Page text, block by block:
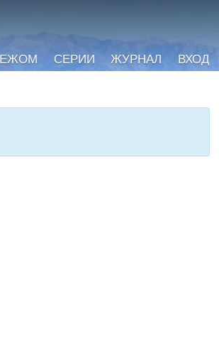
СЕРИИ ЖУРНАЛ ВХОД